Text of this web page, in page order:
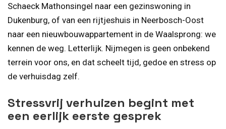
Schaeck Mathonsingel naar een gezinswoning in
Dukenburg, of van een rijtjeshuis in Neerbosch-Oost
naar een nieuwbouwappartement in de Waalsprong: we
kennen de weg. Letterlijk. Nijmegen is geen onbekend
terrein voor ons, en dat scheelt tijd, gedoe en stress op
de verhuisdag zelf.
Stressvrij verhuizen begint met
een eerlijk eerste gesprek